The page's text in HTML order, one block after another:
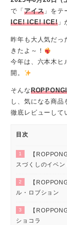
で「 アイス 」をテ
ICE! ICE! ICE!」
昨年も大人気だっ
きたよ～！
今年は、六本木ヒ
開。
そんな
し、気になる商
徹底レビューして
目次
1
【
スづくしのイベ
2
【
ル・ロブション
3
【
ショコラ